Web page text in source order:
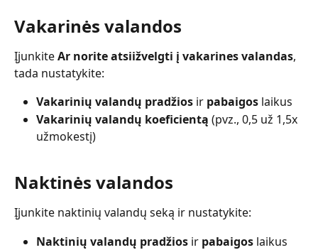
Vakarinės valandos
Įjunkite Ar norite atsiižvelgti į vakarines valandas,
tada nustatykite:
Vakarinių valandų pradžios ir pabaigos laikus
Vakarinių valandų koeficientą (pvz., 0,5 už 1,5x
užmokestį)
Naktinės valandos
Įjunkite naktinių valandų seką ir nustatykite:
Naktinių valandų pradžios ir pabaigos laikus